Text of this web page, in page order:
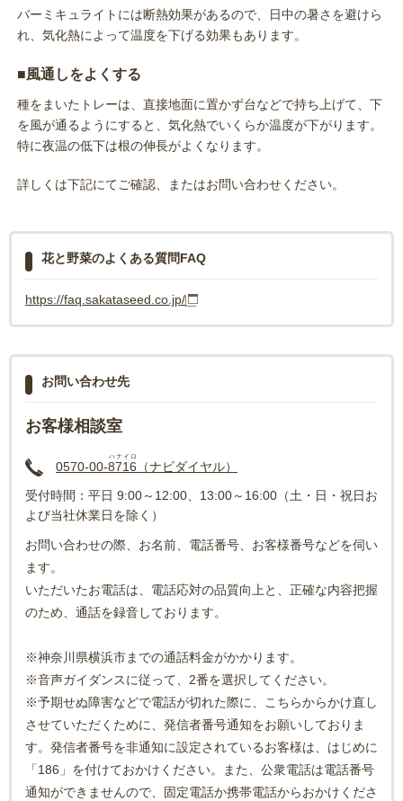
バーミキュライトには断熱効果があるので、日中の暑さを避けら
れ、気化熱によって温度を下げる効果もあります。
■風通しをよくする
種をまいたトレーは、直接地面に置かず台などで持ち上げて、下
を風が通るようにすると、気化熱でいくらか温度が下がります。
特に夜温の低下は根の伸長がよくなります。
詳しくは下記にてご確認、またはお問い合わせください。
花と野菜のよくある質問FAQ
https://faq.sakataseed.co.jp/
お問い合わせ先
お客様相談室
0570-00-8716
ハナイロ
（ナビダイヤル）
受付時間：平日 9:00～12:00、13:00～16:00（土・日・祝日お
よび当社休業日を除く）
お問い合わせの際、お名前、電話番号、お客様番号などを伺い
ます。
いただいたお電話は、電話応対の品質向上と、正確な内容把握
のため、通話を録音しております。
※神奈川県横浜市までの通話料金がかかります。
※音声ガイダンスに従って、2番を選択してください。
※予期せぬ障害などで電話が切れた際に、こちらからかけ直し
させていただくために、発信者番号通知をお願いしておりま
す。発信者番号を非通知に設定されているお客様は、はじめに
「186」を付けておかけください。また、公衆電話は電話番号
通知ができませんので、固定電話か携帯電話からおかけくださ